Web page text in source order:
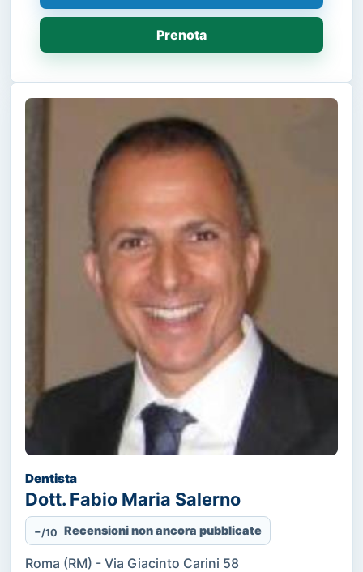
Prenota
Dentista
Dott. Fabio Maria Salerno
-/10 Recensioni non ancora pubblicate
Roma (RM) - Via Giacinto Carini 58